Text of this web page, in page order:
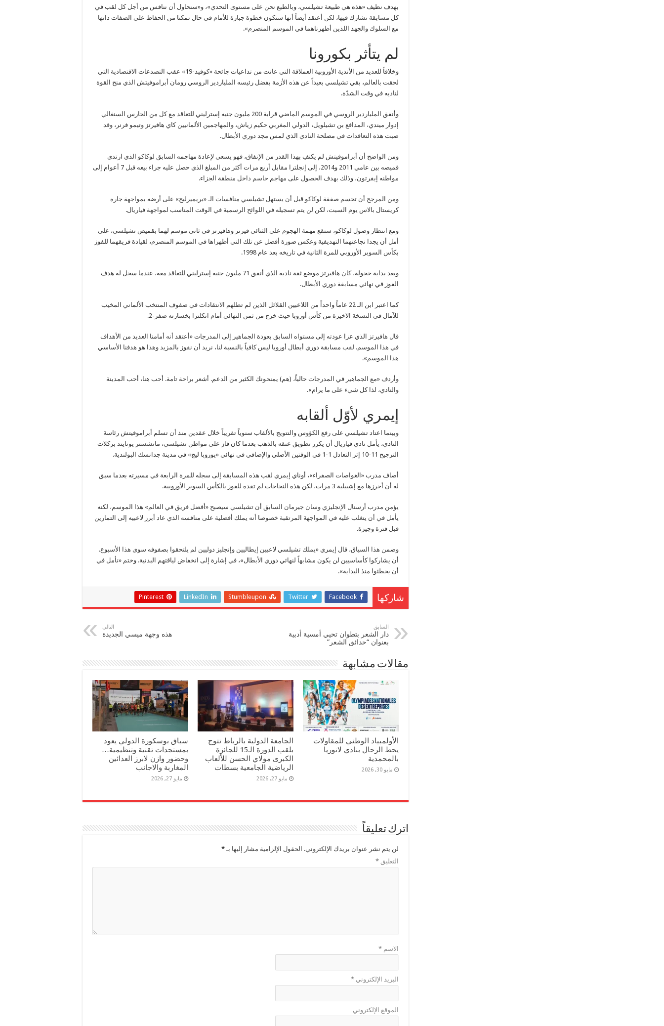
بهدف نظيف «هذه هي طبيعة تشيلسي، وبالطبع نحن على مستوى التحدي»، و«سنحاول أن ننافس من أجل كل لقب في
كل مسابقة نشارك فيها، لكن أعتقد أيضاً أنها ستكون خطوة جبارة للأمام في حال تمكنا من الحفاظ على الصفات ذاتها
مع السلوك والجهد اللذين أظهرناهما في الموسم المنصرم».
لم يتأثر بكورونا
وخلافاً للعديد من الأندية الأوروبية العملاقة التي عانت من تداعيات جائحة «كوفيد-19» عقب التصدعات الاقتصادية التي
لحقت بالعالم، بقي تشيلسي بعيداً عن هذه الأزمة بفضل رئيسه الملياردير الروسي رومان أبراموفيتش الذي منح القوة
لناديه في وقت الشدّة.
وأنفق الملياردير الروسي في الموسم الماضي قرابة 200 مليون جنيه إسترليني للتعاقد مع كل من الحارس السنغالي
إدوار ميندي، المدافع بن تشيلويل، الدولي المغربي حكيم زياش، والمهاجمين الألمانيين كاي هافيرتز وتيمو فرنر، وقد
صبت هذه التعاقدات في مصلحة النادي الذي لمس مجد دوري الأبطال.
ومن الواضح أن أبراموفيتش لم يكتفِ بهذا القدر من الإنفاق، فهو يسعى لإعادة مهاجمه السابق لوكاكو الذي ارتدى
قميصه بين عامي 2011 و2014، إلى إنجلترا مقابل أربع مرات أكثر من المبلغ الذي حصل عليه جراء بيعه قبل 7 أعوام إلى
مواطنه إيفرتون، وذلك بهدف الحصول على مهاجم حاسم داخل منطقة الجزاء.
ومن المرجح أن تحسم صفقة لوكاكو قبل أن يستهل تشيلسي منافسات الـ «بريميرليج» على أرضه بمواجهة جاره
كريستال بالاس يوم السبت، لكن لن يتم تسجيله في اللوائح الرسمية في الوقت المناسب لمواجهة فياريال.
ومع انتظار وصول لوكاكو، ستقع مهمة الهجوم على الثنائي فيرنر وهافيرتز في ثاني موسم لهما بقميص تشيلسي، على
أمل أن يجدا نجاعتهما التهديفية وعكس صورة أفضل عن تلك التي أظهراها في الموسم المنصرم، لقيادة فريقهما للفوز
بكأس السوبر الأوروبي للمرة الثانية في تاريخه بعد عام 1998.
وبعد بداية خجولة، كان هافيرتز موضع ثقة ناديه الذي أنفق 71 مليون جنيه إسترليني للتعاقد معه، عندما سجل له هدف
الفوز في نهائي مسابقة دوري الأبطال.
كما اعتبر ابن الـ 22 عاماً واحداً من اللاعبين القلائل الذين لم تطلهم الانتقادات في صفوف المنتخب الألماني المخيب
للآمال في النسخة الاخيرة من كأس أوروبا حيث خرج من ثمن النهائي أمام انكلترا بخسارته صفر-2.
قال هافيرتز الذي عزا عودته إلى مستواه السابق بعودة الجماهير إلى المدرجات «أعتقد أنه أمامنا العديد من الأهداف
في هذا الموسم. لقب مسابقة دوري أبطال أوروبا ليس كافياً بالنسبة لنا، نريد أن نفوز بالمزيد وهذا هو هدفنا الأساسي
هذا الموسم».
وأردف «مع الجماهير في المدرجات حالياً، (هم) يمنحونك الكثير من الدعم. أشعر براحة تامة. أحب هنا، أحب المدينة
والنادي، لذا كل شيء على ما يرام».
إيمري لأوّل ألقابه
وبينما اعتاد تشيلسي على رفع الكؤوس والتتويج بالألقاب سنوياً تقريباً خلال عقدين منذ أن تسلم أبراموفيتش رئاسة
النادي، يأمل نادي فياريال أن يكرر تطويق عنقه بالذهب بعدما كان فاز على مواطن تشيلسي، مانشستر يونايتد بركلات
الترجيح 11-10 إثر التعادل 1-1 في الوقتين الأصلي والإضافي في نهائي «يوروبا ليج» في مدينة جدانسك البولندية.
أضاف مدرب «الغواصات الصفراء»، أوناي إيمري لقب هذه المسابقة إلى سجله للمرة الرابعة في مسيرته بعدما سبق
له أن أحرزها مع إشبيلية 3 مرات، لكن هذه النجاحات لم تقده للفوز بالكأس السوبر الأوروبية.
يؤمن مدرب أرسنال الإنجليزي وسان جيرمان السابق أن تشيلسي سيصبح «أفضل فريق في العالم» هذا الموسم، لكنه
يأمل في أن يتغلب عليه في المواجهة المرتقبة خصوصا أنه يملك أفضلية على منافسه الذي عاد أبرز لاعبيه إلى التمارين
قبل فترة وجيزة.
وضمن هذا السياق، قال إيمري «يملك تشيلسي لاعبين إيطاليين وإنجليز دوليين لم يلتحقوا بصفوفه سوى هذا الأسبوع.
أن يشاركوا كأساسيين لن يكون مشابهاً لنهائي دوري الأبطال»، في إشارة إلى انخفاض لياقتهم البدنية. وختم «نأمل في
أن يخطئوا منذ البداية».
شاركها Facebook
Twitter
Stumbleupon
LinkedIn
Pinterest
السابق
دار الشعر بتطوان تحيي أمسية أدبية
بعنوان “حدائق الشعر”
التالي
هذه وجهة ميسي الجديدة
مقالات مشابهة
الأولمبياد الوطني للمقاولات
يحط الرحال بنادي لانوريا
بالمحمدية
مايو 30, 2026
الجامعة الدولية بالرباط تتوج
بلقب الدورة الـ15 للجائزة
الكبرى مولاي الحسن للألعاب
الرياضية الجامعية بسطات
مايو 27, 2026
سباق بوسكورة الدولي يعود
بمستجدات تقنية وتنظيمية…
وحضور وازن لابرز العدائين
المغاربة والاجانب
مايو 27, 2026
اترك تعليقاً
لن يتم نشر عنوان بريدك الإلكتروني. الحقول الإلزامية مشار إليها بـ *
التعليق *
الاسم *
البريد الإلكتروني *
الموقع الإلكتروني